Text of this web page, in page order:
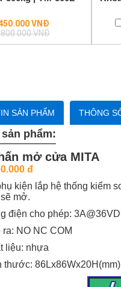
VNĐ
price
VNĐ
SẢN PHẨM THÔNG
phẩm:
mở cửa MITA
đ
kiện lắp hệ thống kiểm
mở.
điện cho phép:
ra: NO NC COM
liệu: nhựa
thước: 86Lx86Wx20H(mm)